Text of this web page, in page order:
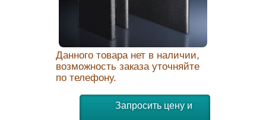
Данного товара нет в наличии,
возможность заказа уточняйте
по телефону.
Запросить цену и